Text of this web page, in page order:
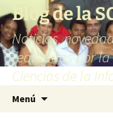
Blog de la
Noticias,
realizadas por
Ciencias de la
Menú